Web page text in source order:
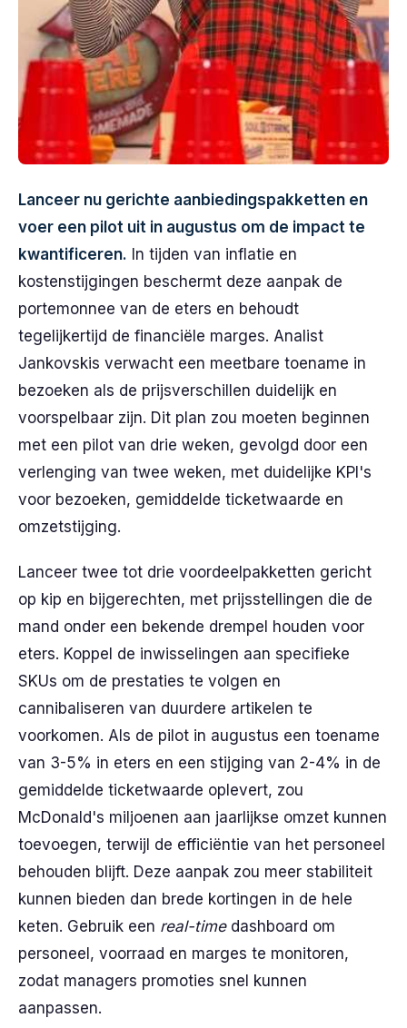
Lanceer nu gerichte aanbiedingspakketten en
voer een pilot uit in augustus om de impact te
kwantificeren. In tijden van inflatie en
kostenstijgingen beschermt deze aanpak de
portemonnee van de eters en behoudt
tegelijkertijd de financiële marges. Analist
Jankovskis verwacht een meetbare toename in
bezoeken als de prijsverschillen duidelijk en
voorspelbaar zijn. Dit plan zou moeten beginnen
met een pilot van drie weken, gevolgd door een
verlenging van twee weken, met duidelijke KPI's
voor bezoeken, gemiddelde ticketwaarde en
omzetstijging.
Lanceer twee tot drie voordeelpakketten gericht
op kip en bijgerechten, met prijsstellingen die de
mand onder een bekende drempel houden voor
eters. Koppel de inwisselingen aan specifieke
SKUs om de prestaties te volgen en
cannibaliseren van duurdere artikelen te
voorkomen. Als de pilot in augustus een toename
van 3-5% in eters en een stijging van 2-4% in de
gemiddelde ticketwaarde oplevert, zou
McDonald's miljoenen aan jaarlijkse omzet kunnen
toevoegen, terwijl de efficiëntie van het personeel
behouden blijft. Deze aanpak zou meer stabiliteit
kunnen bieden dan brede kortingen in de hele
keten. Gebruik een real-timedashboard om
personeel, voorraad en marges te monitoren,
zodat managers promoties snel kunnen
aanpassen.